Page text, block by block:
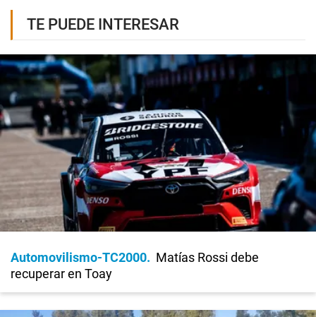
TE PUEDE INTERESAR
Automovilismo-TC2000
Matías Rossi debe
recuperar en Toay